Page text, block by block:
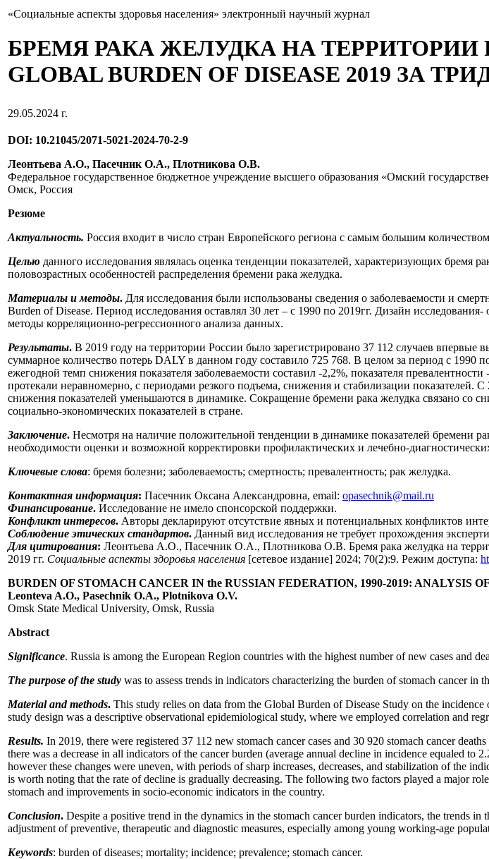
«Социальные аспекты здоровья населения» электронный научный журнал
БРЕМЯ РАКА ЖЕЛУДКА НА
GLOBAL BURDEN OF DISEASE 2019 ЗА
29.05.2024 г.
DOI: 10.21045/2071-5021-2024-70-2-9
Леонтьева А.О., Пасечник О.А., Плотникова О.В.
Федеральное государственное бюджетное учреждение высшего образования «Омский
Омск, Россия
Резюме
Актуальность. Россия входит в число стран Европейского региона с самым большим
Целью данного исследования являлась оценка тенденции показателей, характеризующих
половозрастных особенностей распределения бремени рака желудка.
Материалы и методы. Для исследования были использованы сведения о заболеваемости и
Burden of Disease. Период исследования оставлял 30 лет – с 1990 по 2019гг. Дизайн
методы корреляционно-регрессионного анализа данных.
Результаты. В 2019 году на территории России было зарегистрировано 37 112 случаев впервые
суммарное количество потерь DALY в данном году составило 725 768. В целом за период с 1990
ежегодной темп снижения показателя заболеваемости составил -2,2%, показателя
протекали неравномерно, с периодами резкого подъема, снижения и стабилизации показателей.
снижения показателей уменьшаются в динамике. Сокращение бремени рака желудка связано со
социально-экономических показателей в стране.
Заключение. Несмотря на наличие положительной тенденции в динамике показателей бремени
необходимости оценки и возможной корректировки профилактических и лечебно-
Ключевые слова: бремя болезни; заболеваемость; смертность; превалентность; рак желудка.
Контактная информация: Пасечник Оксана Александровна, email: opasechnik@mail.ru
Финансирование. Исследование не имело спонсорской поддержки.
Конфликт интересов. Авторы декларируют отсутствие явных и потенциальных конфликтов
Соблюдение этических стандартов. Данный вид исследования не требует прохождения
Для цитирования: Леонтьева А.О., Пасечник О.А., Плотникова О.В. Бремя рака желудка на
2019 гг. Социальные аспекты здоровья населения [сетевое издание] 2024; 70(2):9. Режим доступа:
BURDEN OF STOMACH CANCER IN the RUSSIAN FEDERATION, 1990-2019: ANALYSIS
Leonteva A.O., Pasechnik O.A., Plotnikova O.V.
Omsk State Medical University, Omsk, Russia
Abstract
Significance. Russia is among the European Region countries with the highest number of new cases and
The purpose of the study was to assess trends in indicators characterizing the burden of stomach cancer
Material and methods. This study relies on data from the Global Burden of Disease Study on the
study design was a descriptive observational epidemiological study, where we employed correlation and
Results. In 2019, there were registered 37 112 new stomach cancer cases and 30 920 stomach cancer
there was a decrease in all indicators of the cancer burden (average annual decline in incidence equaled
however these changes were uneven, with periods of sharp increases, decreases, and stabilization of the
is worth noting that the rate of decline is gradually decreasing. The following two factors played a major
stomach and improvements in socio-economic indicators in the country.
Conclusion. Despite a positive trend in the dynamics in the stomach cancer burden indicators, the trends
adjustment of preventive, therapeutic and diagnostic measures, especially among young working-age
Keywords: burden of diseases; mortality; incidence; prevalence; stomach cancer.